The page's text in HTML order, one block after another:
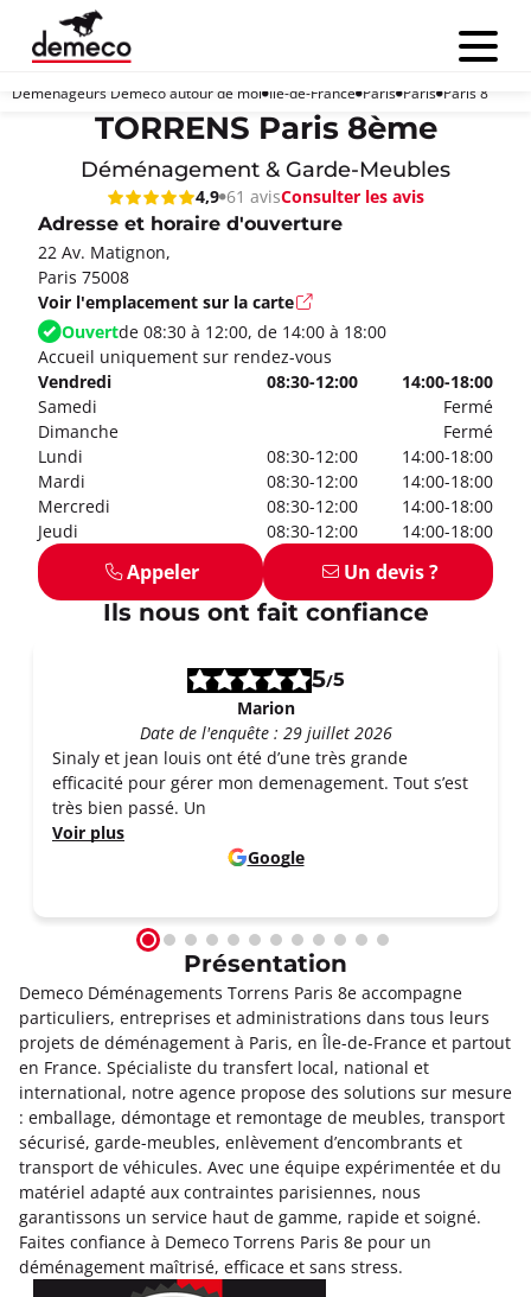
Menu
Déménageurs Demeco autour de moi Île-de-France Paris Paris Paris 8
TORRENS Paris 8ème
Déménagement & Garde-Meubles
4,9 61 avisConsulter les avis
Adresse et horaire d'ouverture
22 Av. Matignon,
Paris 75008
Voir l'emplacement sur la carte
Ouvertde 08:30 à 12:00, de 14:00 à 18:00
Accueil uniquement sur rendez-vous
Vendredi
08:30-12:00
14:00-18:00
Samedi
Fermé
Dimanche
Fermé
Lundi
08:30-12:00
14:00-18:00
Mardi
08:30-12:00
14:00-18:00
Mercredi
08:30-12:00
14:00-18:00
Jeudi
08:30-12:00 14:00-18:00
Appeler Un devis ?
Ils nous ont fait confiance
5/5
Marion
Date de l'enquête : 29 juillet 2026
Sinaly et jean louis ont été d’une très grande
efficacité pour gérer mon demenagement. Tout s’est
très bien passé. Un
Voir plus
Google
Présentation
Demeco Déménagements Torrens Paris 8e accompagne
particuliers, entreprises et administrations dans tous leurs
projets de déménagement à Paris, en Île-de-France et partout
en France. Spécialiste du transfert local, national et
international, notre agence propose des solutions sur mesure
: emballage, démontage et remontage de meubles, transport
sécurisé, garde-meubles, enlèvement d’encombrants et
transport de véhicules. Avec une équipe expérimentée et du
matériel adapté aux contraintes parisiennes, nous
garantissons un service haut de gamme, rapide et soigné.
Faites confiance à Demeco Torrens Paris 8e pour un
déménagement maîtrisé, efficace et sans stress.